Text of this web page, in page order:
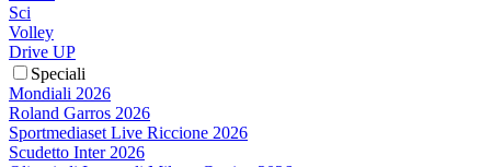
Sci
Volley
Drive UP
Speciali
Mondiali 2026
Roland Garros 2026
Sportmediaset Live Riccione 2026
Scudetto Inter 2026